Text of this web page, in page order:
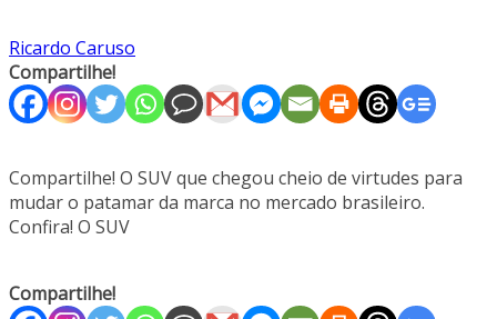
Ricardo Caruso
Compartilhe!
Compartilhe! O SUV que chegou cheio de virtudes para
mudar o patamar da marca no mercado brasileiro.
Confira! O SUV
Compartilhe!